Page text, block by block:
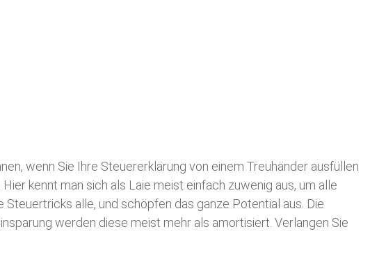
wenn Sie Ihre Steuererklärung von einem Treuhänder ausfüllen
kennt man sich als Laie meist einfach zuwenig aus, um alle
Steuertricks alle, und schöpfen das ganze Potential aus. Die
werden diese meist mehr als amortisiert. Verlangen Sie